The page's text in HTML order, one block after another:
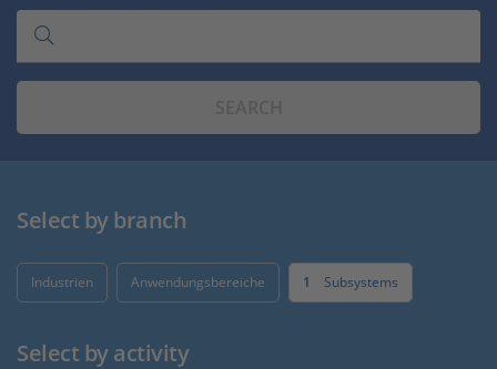
Videos
Karriere
Select by branch
Industrien Anwendungsbereiche 1 Subsystems
Select by activity